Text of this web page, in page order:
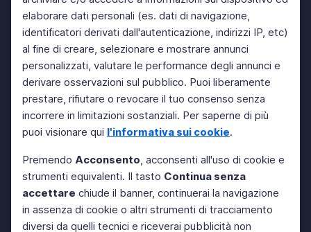
elaborare dati personali (es. dati di navigazione,
identificatori derivati dall'autenticazione, indirizzi IP, etc)
al fine di creare, selezionare e mostrare annunci
personalizzati, valutare le performance degli annunci e
derivare osservazioni sul pubblico. Puoi liberamente
prestare, rifiutare o revocare il tuo consenso senza
incorrere in limitazioni sostanziali. Per saperne di più
puoi visionare qui l'informativa sui cookie.
Premendo Acconsento, acconsenti all'uso di cookie e
strumenti equivalenti. Il tasto Continua senza
accettare chiude il banner, continuerai la navigazione
in assenza di cookie o altri strumenti di tracciamento
diversi da quelli tecnici e riceverai pubblicità non